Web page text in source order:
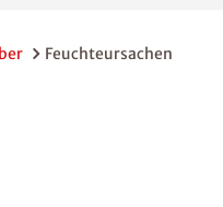
Feuchteursachen